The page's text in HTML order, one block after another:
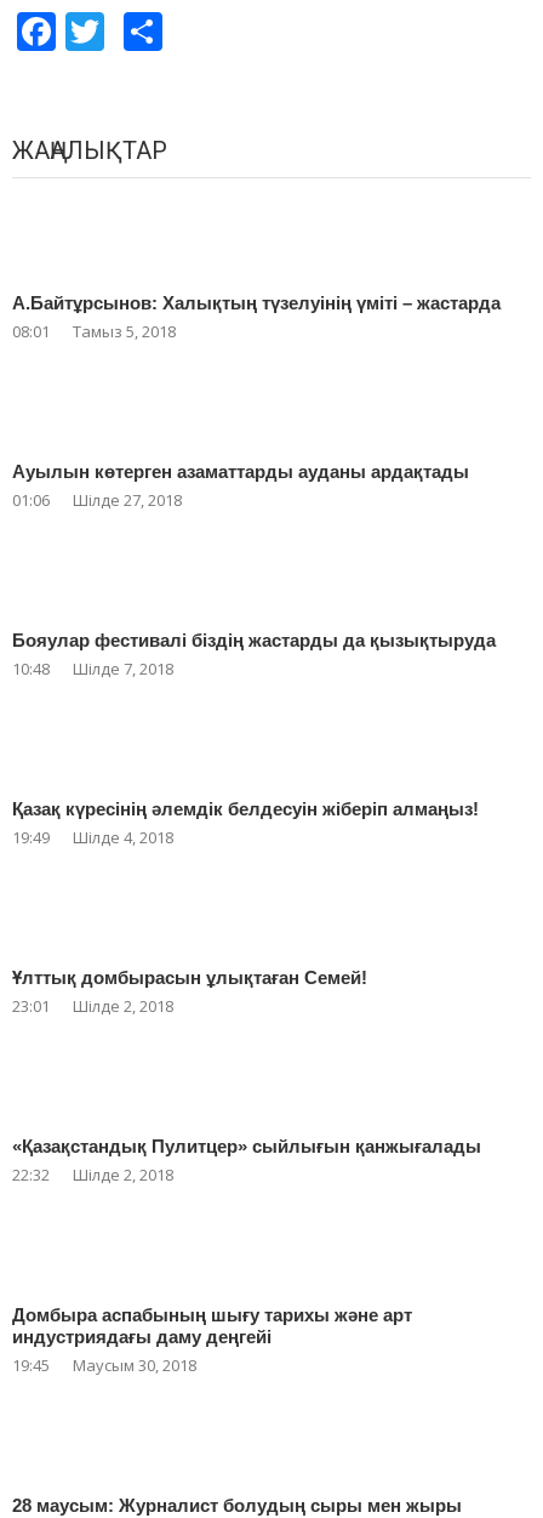
Facebook
Twitter
ЖАҢАЛЫҚТАР
А.Байтұрсынов: Халықтың түзелуінің үміті – жастарда
08:01 Тамыз 5, 2018
Ауылын көтерген азаматтарды ауданы ардақтады
01:06 Шілде 27, 2018
Бояулар фестивалі біздің жастарды да қызықтыруда
10:48 Шілде 7, 2018
Қазақ күресінің әлемдік белдесуін жіберіп алмаңыз!
19:49 Шілде 4, 2018
Ұлттық домбырасын ұлықтаған Семей!
23:01 Шілде 2, 2018
«Қазақстандық Пулитцер» сыйлығын қанжығалады
22:32 Шілде 2, 2018
Домбыра аспабының шығу тарихы және арт
индустриядағы даму деңгейі
19:45 Маусым 30, 2018
28 маусым: Журналист болудың сыры мен жыры